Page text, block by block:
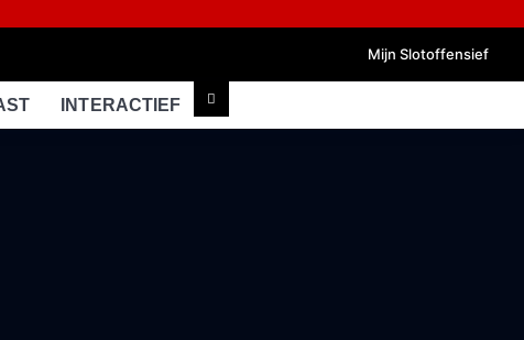
Mijn Slotoffensief
INTERACTIEF